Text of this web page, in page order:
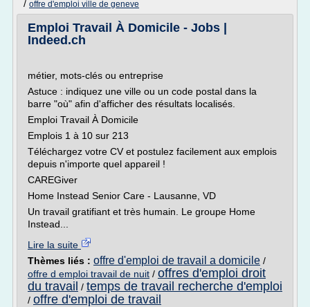
/ offre d'emploi ville de geneve
Emploi Travail À Domicile - Jobs |
Indeed.ch
métier, mots-clés ou entreprise
Astuce : indiquez une ville ou un code postal dans la
barre "où" afin d'afficher des résultats localisés.
Emploi Travail À Domicile
Emplois 1 à 10 sur 213
Téléchargez votre CV et postulez facilement aux emplois
depuis n'importe quel appareil !
CAREGiver
Home Instead Senior Care - Lausanne, VD
Un travail gratifiant et très humain. Le groupe Home
Instead...
Lire la suite
Thèmes liés : offre d'emploi de travail a domicile /
offre d emploi travail de nuit / offres d'emploi droit
du travail / temps de travail recherche d'emploi
/ offre d'emploi de travail